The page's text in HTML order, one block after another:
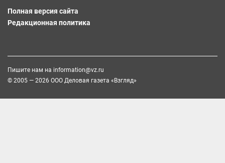
Полная версия сайта
Редакционная политика
Пишите нам на information@vz.ru
© 2005 — 2026 ООО Деловая газета «Взгляд»